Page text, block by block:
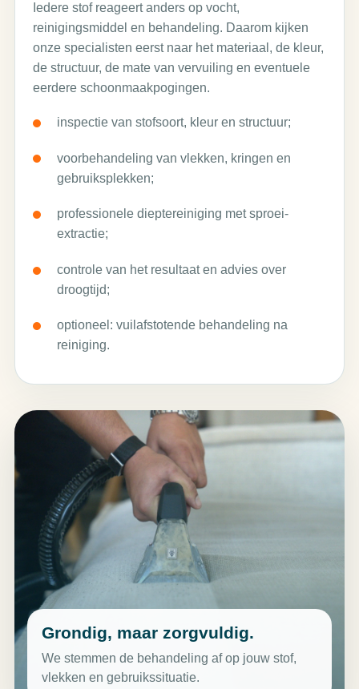
Iedere stof reageert anders op vocht,
reinigingsmiddel en behandeling. Daarom kijken
onze specialisten eerst naar het materiaal, de kleur,
de structuur, de mate van vervuiling en eventuele
eerdere schoonmaakpogingen.
inspectie van stofsoort, kleur en structuur;
voorbehandeling van vlekken, kringen en
gebruiksplekken;
professionele dieptereiniging met sproei-
extractie;
controle van het resultaat en advies over
droogtijd;
optioneel: vuilafstotende behandeling na
reiniging.
Grondig, maar zorgvuldig.
We stemmen de behandeling af op jouw stof,
vlekken en gebruikssituatie.